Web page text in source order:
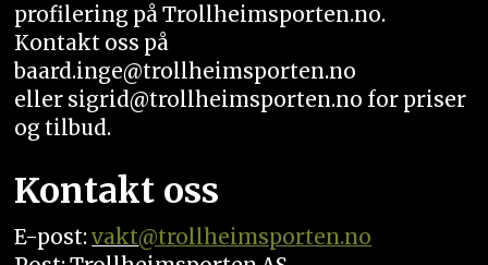
profilering på Trollheimsporten.no.
Kontakt oss på
baard.inge@trollheimsporten.no
eller sigrid@trollheimsporten.no for priser
og tilbud.
Kontakt oss
E-post:vakt@trollheimsporten.no